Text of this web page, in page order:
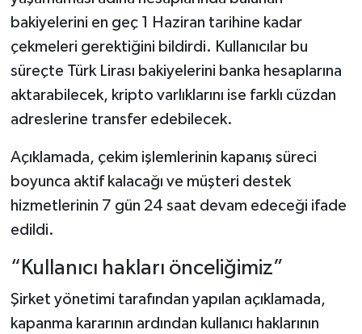
bakiyelerini en geç 1 Haziran tarihine kadar
çekmeleri gerektiğini bildirdi. Kullanıcılar bu
süreçte Türk Lirası bakiyelerini banka hesaplarına
aktarabilecek, kripto varlıklarını ise farklı cüzdan
adreslerine transfer edebilecek.
Açıklamada, çekim işlemlerinin kapanış süreci
boyunca aktif kalacağı ve müşteri destek
hizmetlerinin 7 gün 24 saat devam edeceği ifade
edildi.
“Kullanıcı hakları önceliğimiz”
Şirket yönetimi tarafından yapılan açıklamada,
kapanma kararının ardından kullanıcı haklarının